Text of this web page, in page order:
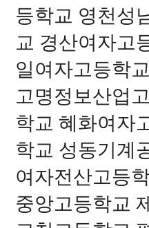
등학교 영천성
교 경산여자고
일여자고등학
고명정보산업
학교 혜화여자
학교 성동기계
여자전산고등
중앙고등학교